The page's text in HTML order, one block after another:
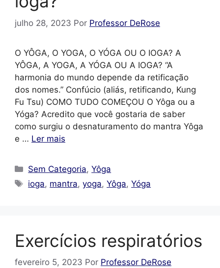
julho 28, 2023 Por Professor DeRose
O YÔGA, O YOGA, O YÓGA OU O IOGA? A
YÔGA, A YOGA, A YÓGA OU A IOGA? “A
harmonia do mundo depende da retificação
dos nomes.” Confúcio (aliás, retificando, Kung
Fu Tsu) COMO TUDO COMEÇOU O Yôga ou a
Yóga? Acredito que você gostaria de saber
como surgiu o desnaturamento do mantra Yôga
e … Ler mais
Categorias
Sem Categoria,Yôga
Tags
ioga, mantra,yoga,Yôga,Yóga
Exercícios respiratórios
fevereiro 5, 2023 Por Professor DeRose